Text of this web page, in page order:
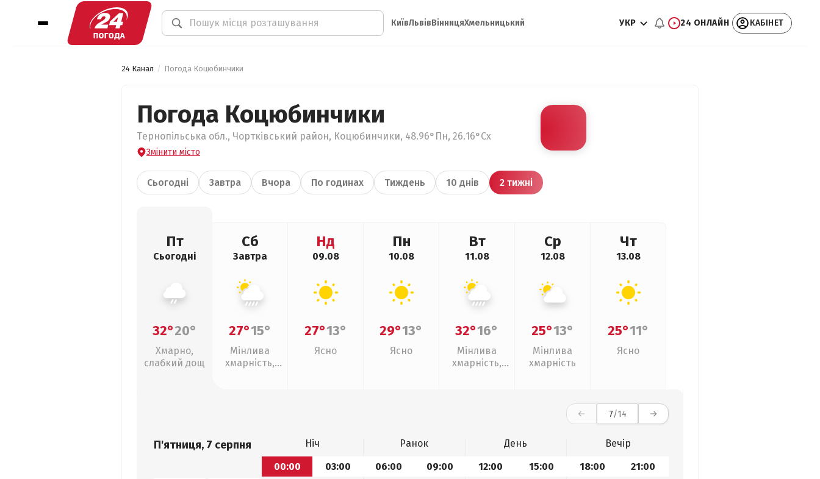
КиївЛьвівВінницяХмельницький УКР 24 ОНЛАЙН КАБІНЕТ
24 Канал Погода Коцюбинчики
Погода Коцюбинчики
Тернопільська обл., Чортківський район, Коцюбинчики, 48.96°Пн, 26.16°Сх
Змінити місто
Сьогодні Завтра Вчора По годинах Тиждень 10 днів 2 тижні
Пт
Сьогодні
32°20°
Хмарно,
слабкий дощ
Сб
Завтра
27°15°
Мінлива
хмарність,
Нд
09.08
27°13°
Ясно
Пн
10.08
29°13°
Ясно
Вт
11.08
32°16°
Мінлива
хмарність,
Ср
12.08
25°13°
Мінлива
хмарність
Чт
13.08
25°11°
Ясно
7/14
П'ятниця, 7 серпня Ніч Ранок День
Вечір
00:00
03:00 06:00 09:00 12:00 15:00 18:00 21:00